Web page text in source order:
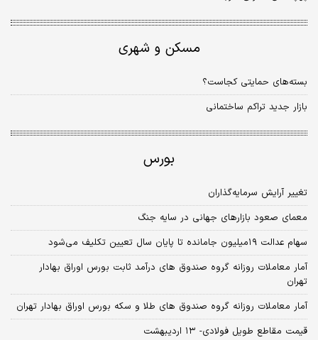
مسکن و شهری
بسته‌های حمایتی کجاست؟
بازار جدید تراکم ساختمانی
بورس
تغییر آرایش سرمایه‌گذاران
معمای صعود بازارهای جهانی در سایه جنگ
سهام عدالت ۱۹‌میلیون جامانده تا پایان سال تعیین تکلیف می‌شود
آمار معاملات روزانه گروه صندوق های درآمد ثابت بورس اوراق بهادار
تهران
آمار معاملات روزانه گروه صندوق های طلا و سکه بورس اوراق بهادار تهران
قیمت مقاطع طویل فولادی- ۱۳ اردیبهشت